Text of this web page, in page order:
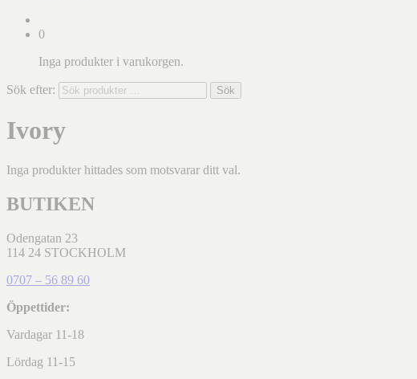
0
Inga produkter i varukorgen.
Sök efter: Sök
Ivory
Inga produkter hittades som motsvarar ditt val.
BUTIKEN
Odengatan 23
114 24 STOCKHOLM
0707 – 56 89 60
Öppettider:
Vardagar 11-18
Lördag 11-15